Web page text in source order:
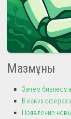
Мазмұны
Зачем бизнесу
В каких сферах
Появление